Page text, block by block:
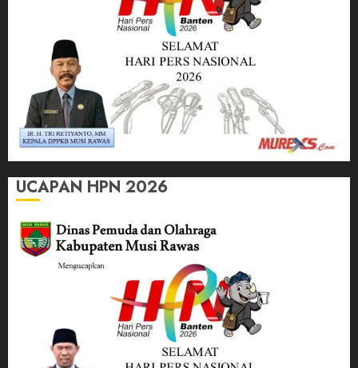
UCAPAN HPN 2026